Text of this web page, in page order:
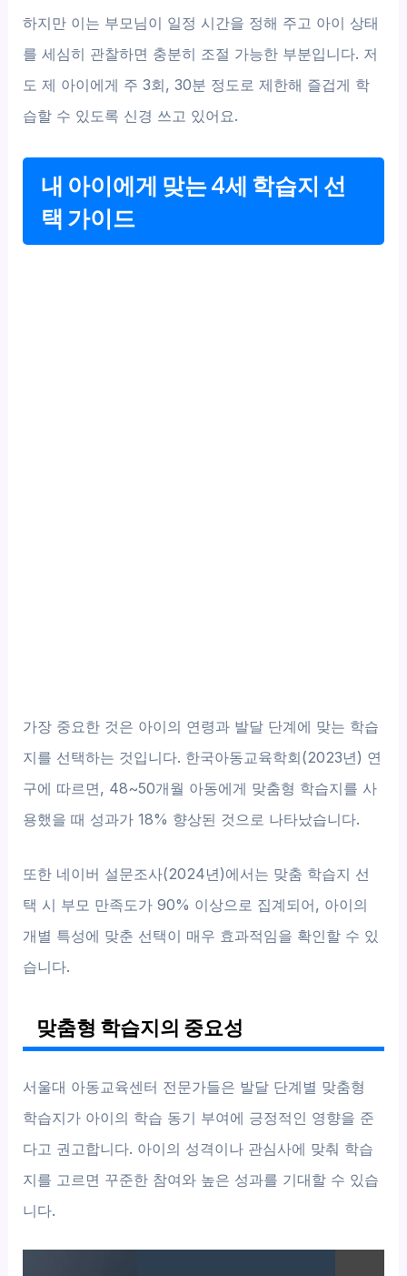
하지만 이는 부모님이 일정 시간을 정해 주고 아이 상태
를 세심히 관찰하면 충분히 조절 가능한 부분입니다. 저
도 제 아이에게 주 3회, 30분 정도로 제한해 즐겁게 학
습할 수 있도록 신경 쓰고 있어요.
내 아이에게 맞는 4세 학습지 선
택 가이드
가장 중요한 것은 아이의 연령과 발달 단계에 맞는 학습
지를 선택하는 것입니다. 한국아동교육학회(2023년) 연
구에 따르면, 48~50개월 아동에게 맞춤형 학습지를 사
용했을 때 성과가 18% 향상된 것으로 나타났습니다.
또한 네이버 설문조사(2024년)에서는 맞춤 학습지 선
택 시 부모 만족도가 90% 이상으로 집계되어, 아이의
개별 특성에 맞춘 선택이 매우 효과적임을 확인할 수 있
습니다.
맞춤형 학습지의 중요성
서울대 아동교육센터 전문가들은 발달 단계별 맞춤형
학습지가 아이의 학습 동기 부여에 긍정적인 영향을 준
다고 권고합니다. 아이의 성격이나 관심사에 맞춰 학습
지를 고르면 꾸준한 참여와 높은 성과를 기대할 수 있습
니다.